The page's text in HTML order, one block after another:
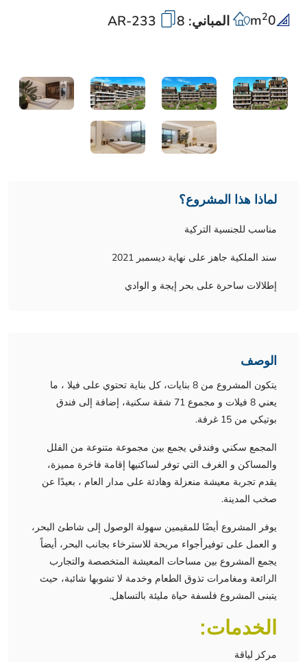
0
m2 المباني: 8
لماذا هذا المشروع؟
مناسب للجنسية التركية
سند الملكية جاهز على نهاية ديسمبر 2021
إطلالات ساحرة على بحر إيجة و الوادي
الوصف
يتكون المشروع من 8 بنايات، كل بناية تحتوي على فيلا ، ما
يعني 8 فيلات و مجموع 71 شقة سكنية، إضافة إلى فندق
بوتيكي من 15 غرفة.
المجمع سكني وفندقي يجمع بين مجموعة متنوعة من الفلل
والمساكن و الغرف التي توفر لساكنيها إقامة فاخرة مميزة،
يقدم تجربة معيشة منعزلة وهادئة على مدار العام ، بعيدًا عن
صخب المدينة.
يوفر المشروع أيضًا للمقيمين سهولة الوصول إلى شاطئ البحر،
و العمل على توفيرأجواء مريحة للاسترخاء بجانب البحر، أيضاً
يجمع المشروع بين مساحات المعيشة المتخصصة والتجارب
الرائعة ومغامرات تذوق الطعام وخدمة لا تشوبها شائبة، حيث
يتبنى المشروع فلسفة حياة مليئة بالتساهل.
الخدمات:
مركز لياقة